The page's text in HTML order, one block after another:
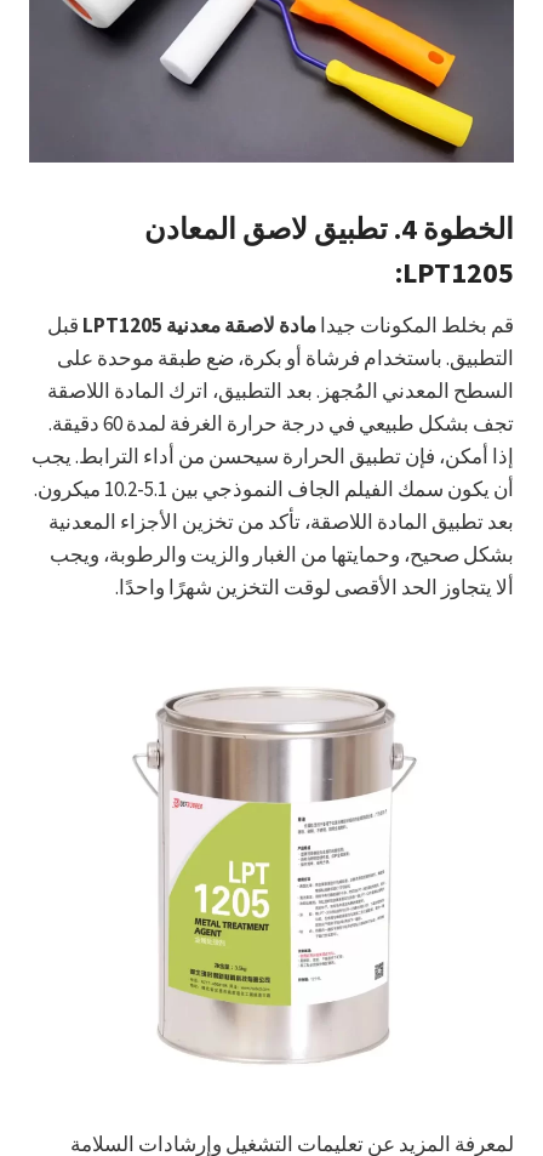
الخطوة 4.
تطبيق لاصق المعادن
LPT1205:
قم بخلط المكونات جيدامادة لاصقة معدنية LPT1205
قبل
التطبيق. باستخدام فرشاة أو بكرة، ضع طبقة موحدة على
السطح المعدني المُجهز. بعد التطبيق، اترك المادة اللاصقة
تجف بشكل طبيعي في درجة حرارة الغرفة لمدة 60 دقيقة.
إذا أمكن، فإن تطبيق الحرارة سيحسن من أداء الترابط. يجب
أن يكون سمك الفيلم الجاف النموذجي بين 5.1-10.2 ميكرون.
بعد تطبيق المادة اللاصقة، تأكد من تخزين الأجزاء المعدنية
بشكل صحيح، وحمايتها من الغبار والزيت والرطوبة، ويجب
ألا يتجاوز الحد الأقصى لوقت التخزين شهرًا واحدًا.
لمعرفة المزيد عن تعليمات التشغيل وإرشادات السلامة